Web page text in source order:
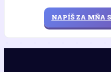
NAPÍŠ ZA MŇA